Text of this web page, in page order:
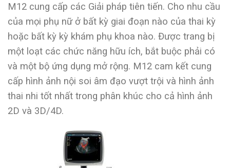
M12 cung cấp các Giải pháp tiên tiến. Cho nhu cầu
của mọi phụ nữ ở bất kỳ giai đoạn nào của thai kỳ
hoặc bất kỳ kỳ khám phụ khoa nào. Được trang bị
một loạt các chức năng hữu ích, bắt buộc phải có
và một bộ ứng dụng mở rộng. M12 cam kết cung
cấp hình ảnh nội soi âm đạo vượt trội và hình ảnh
thai nhi tốt nhất trong phân khúc cho cả hình ảnh
2D và 3D/4D.